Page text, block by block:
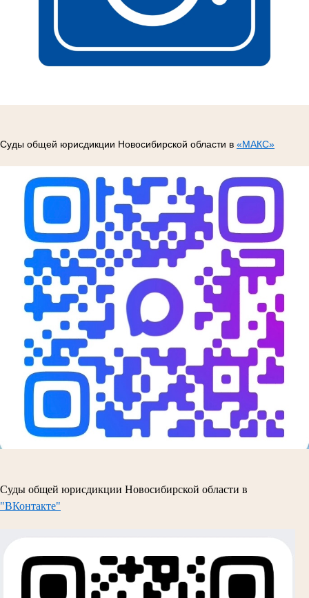
Суды общей юрисдикции Новосибирской области в «МАКС»
Суды общей юрисдикции Новосибирской области в
"ВКонтакте"